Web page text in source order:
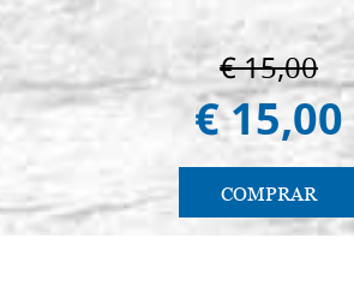
€ 15,00
€ 15,00
COMPRAR